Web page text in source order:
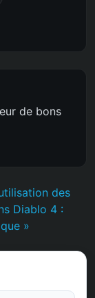
de bons
des
Diablo 4 :
»